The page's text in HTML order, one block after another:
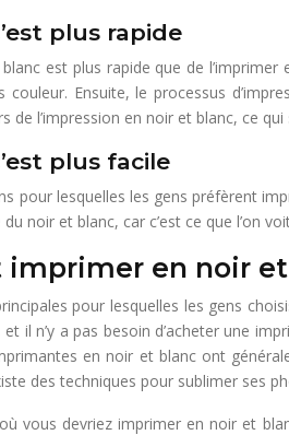
plus rapide
est plus rapide que de
couleur. Ensuite, le processus
de l’impression en noir et blanc, ce
plus facile
pour lesquelles les gens préfèrent
noir et blanc, car c’est ce que l’on
imprimer en noir
pour lesquelles les gens
il n’y a pas besoin d’acheter une
en noir et blanc ont
des techniques pour sublimer ses
vous devriez imprimer en noir et